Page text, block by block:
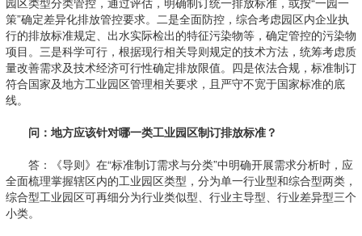
策”确定差异化排放管控要求。二是全面防控，综合考虑园区内企业执
行的排放标准规定、出水实际检出的特征污染物等，确定管控的污染物
项目。三是科学可行，根据现行相关导则规定的技术方法，统筹考虑质
量改善需求及技术经济可行性确定排放限值。四是依法合规，标准制订
符合国家及地方工业园区管理相关要求，且严守不宽于国家标准的底
线。
问：地方应该针对哪一类工业园区制订排放标准？
答：《导则》在“标准制订需求与分类”中明确开展需求分析时，应
全面梳理掌握辖区内的工业园区类型，分为单一行业型和综合型两类，
综合型工业园区可再细分为行业类似型、行业主导型、行业差异型三个
小类。